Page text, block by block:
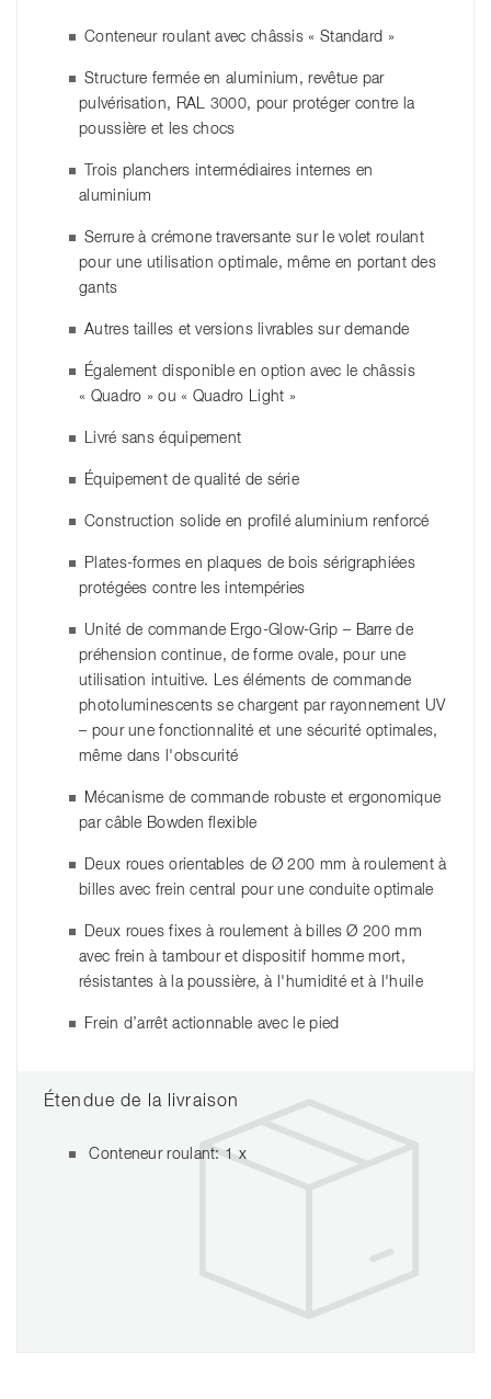
Conteneur roulant avec châssis « Standard »
Structure fermée en aluminium, revêtue par
pulvérisation, RAL 3000, pour protéger contre la
poussière et les chocs
Trois planchers intermédiaires internes en
aluminium
Serrure à crémone traversante sur le volet roulant
pour une utilisation optimale, même en portant des
gants
Autres tailles et versions livrables sur demande
Également disponible en option avec le châssis
« Quadro » ou « Quadro Light »
Livré sans équipement
Équipement de qualité de série
Construction solide en profilé aluminium renforcé
Plates-formes en plaques de bois sérigraphiées
protégées contre les intempéries
Unité de commande Ergo-Glow-Grip – Barre de
préhension continue, de forme ovale, pour une
utilisation intuitive. Les éléments de commande
photoluminescents se chargent par rayonnement UV
– pour une fonctionnalité et une sécurité optimales,
même dans l'obscurité
Mécanisme de commande robuste et ergonomique
par câble Bowden flexible
Deux roues orientables de Ø 200 mm à roulement à
billes avec frein central pour une conduite optimale
Deux roues fixes à roulement à billes Ø 200 mm
avec frein à tambour et dispositif homme mort,
résistantes à la poussière, à l'humidité et à l'huile
Frein d’arrêt actionnable avec le pied
Étendue de la livraison
Conteneur roulant: 1 x